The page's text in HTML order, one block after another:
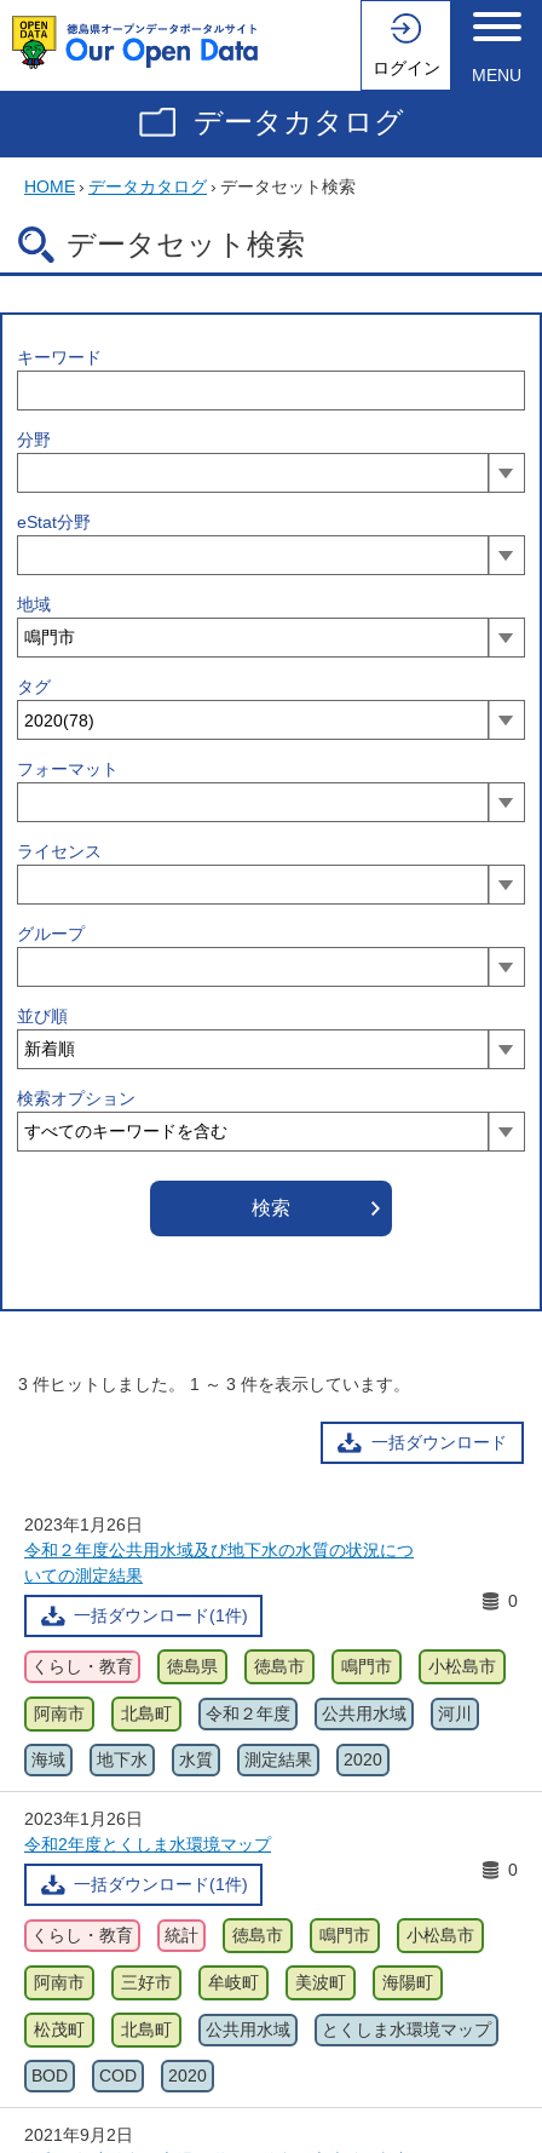
ログイン MENU
データカタログ
HOME› データカタログ› データセット検索
データセット検索
キーワード
分野
eStat分野
地域
タグ
フォーマット
ライセンス
グループ
並び順
検索オプション
3 件ヒットしました。 1 ～ 3 件を表示しています。
一括ダウンロード
2023年1月26日
令和２年度公共用水域及び地下水の水質の状況につ
いての測定結果
一括ダウンロード(1件)
0
くらし・教育 徳島県 徳島市 鳴門市 小松島市
阿南市 北島町 令和２年度 公共用水域 河川
海域 地下水 水質 測定結果 2020
2023年1月26日
令和2年度とくしま水環境マップ
一括ダウンロード(1件)
0
くらし・教育 統計 徳島市 鳴門市 小松島市
阿南市 三好市 牟岐町 美波町 海陽町
松茂町 北島町 公共用水域 とくしま水環境マップ
BOD COD 2020
2021年9月2日